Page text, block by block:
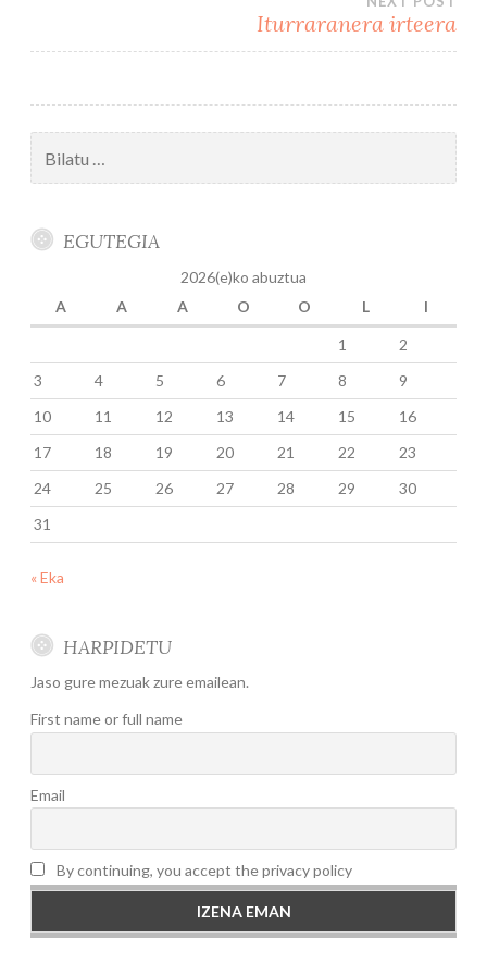
nabigatu
Iturraranera irteera
EGUTEGIA
2026(e)ko abuztua
A
A A O O L I
1
2
3
4 5 6 7 8
9
10
11 12 13 14 15
16
17
18 19 20 21 22
23
24
25 26 27 28 29
30
31
« Eka
HARPIDETU
Jaso gure mezuak zure emailean.
First name or full name
Email
By continuing, you accept the privacy policy